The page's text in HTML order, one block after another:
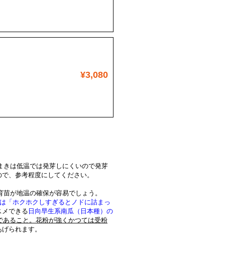
¥3,080
きは低温では発芽しにくいので発芽
、参考程度にしてください。
が地温の確保が容易でしょう。
「ホクホクしすぎるとノドに詰まっ
メできる 日向早生系南瓜（日本種）の
ること。花粉が強くかつては受粉
られます。